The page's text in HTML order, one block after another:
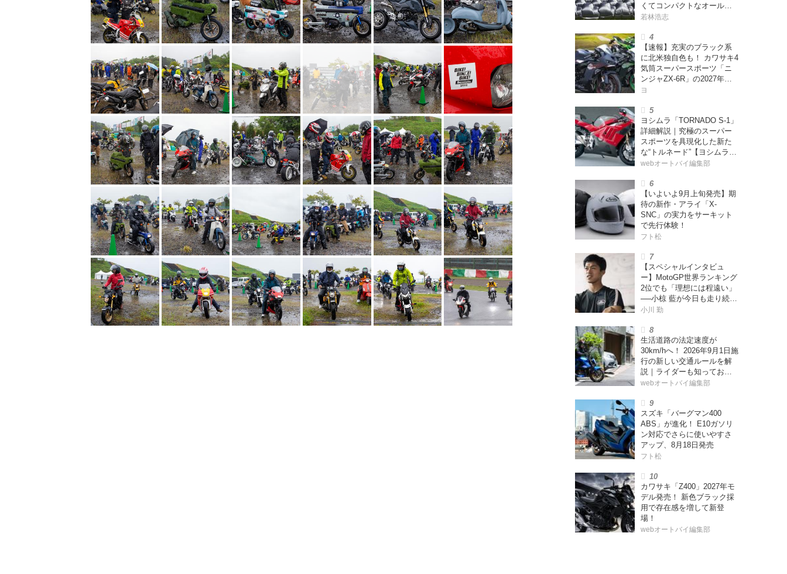
くてコンパクトなオールシ
ーズン対応マットを試して
ー・カブカブ・ダイアリー
ズ Vol.385〉
若林浩志
【速報】充実のブラック系
に北米独自色も！ カワサキ4
気筒スーパースポーツ「ニ
ンジャZX-6R」の2027年モ
デルを発表、2気筒ニンジャ
ヨ
ヨシムラ「TORNADO S-1」
詳細解説｜究極のスーパー
スポーツを具現化した新た
な“トルネード”【ヨシムラ
伝】
webオートバイ編集部
【いよいよ9月上旬発売】期
待の新作・アライ「X-
SNC」の実力をサーキット
で先行体験！
フト松
【スペシャルインタビュ
ー】MotoGP世界ランキング
2位でも「理想には程遠い」
──小椋 藍が今日も走り続け
る理由
小川 勤
生活道路の法定速度が
30km/hへ！ 2026年9月1日施
行の新しい交通ルールを解
説｜ライダーも知っておく
べきポイントをチェック！
webオートバイ編集部
スズキ「バーグマン400
ABS」が進化！ E10ガソリ
ン対応でさらに使いやすさ
アップ、8月18日発売
フト松
カワサキ「Z400」2027年モ
デル発売！ 新色ブラック採
用で存在感を増して新登
場！
webオートバイ編集部